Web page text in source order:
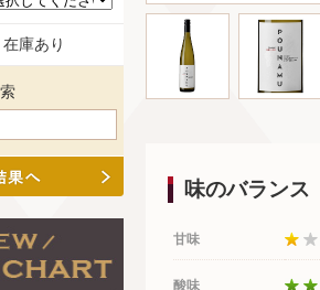
味のバランス
甘味
酸味
在庫あり